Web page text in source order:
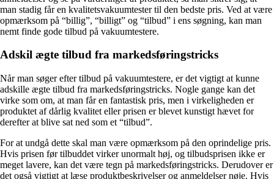
man stadig får en kvalitetsvakuumtester til den bedste pris. Ved at være
opmærksom på “billig”, “billigt” og “tilbud” i ens søgning, kan man
nemt finde gode tilbud på vakuumtestere.
Adskil ægte tilbud fra markedsføringstricks
Når man søger efter tilbud på vakuumtestere, er det vigtigt at kunne
adskille ægte tilbud fra markedsføringstricks. Nogle gange kan det
virke som om, at man får en fantastisk pris, men i virkeligheden er
produktet af dårlig kvalitet eller prisen er blevet kunstigt hævet for
derefter at blive sat ned som et “tilbud”.
For at undgå dette skal man være opmærksom på den oprindelige pris.
Hvis prisen før tilbuddet virker unormalt høj, og tilbudsprisen ikke er
meget lavere, kan det være tegn på markedsføringstricks. Derudover er
det også vigtigt at læse produktbeskrivelser og anmeldelser nøje. Hvis